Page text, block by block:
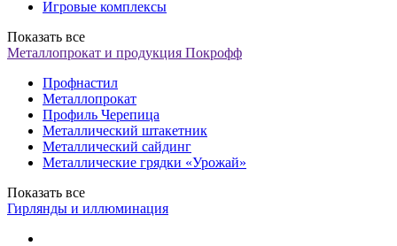
Игровые комплексы
Показать все
Металлопрокат и продукция Покрофф
Профнастил
Металлопрокат
Профиль Черепица
Металлический штакетник
Металлический сайдинг
Металлические грядки «Урожай»
Показать все
Гирлянды и иллюминация